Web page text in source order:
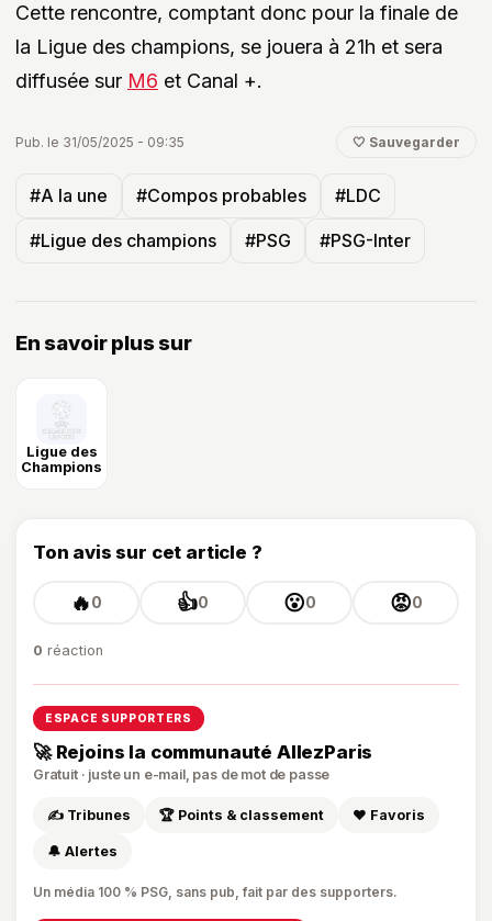
Cette rencontre, comptant donc pour la finale de
la Ligue des champions, se jouera à 21h et sera
diffusée sur M6 et Canal +.
Pub. le 31/05/2025 - 09:35 🤍 Sauvegarder
#A la une #Compos probables #LDC
#Ligue des champions #PSG #PSG-Inter
En savoir plus sur
Ligue des
Champions
Ton avis sur cet article ?
🔥0 👍0 😮0 😡0
0 réaction
ESPACE SUPPORTERS
🚀 Rejoins la communauté AllezParis
Gratuit · juste un e-mail, pas de mot de passe
✍️ Tribunes 🏆 Points & classement ❤️ Favoris
🔔 Alertes
Un média 100 % PSG, sans pub, fait par des supporters.